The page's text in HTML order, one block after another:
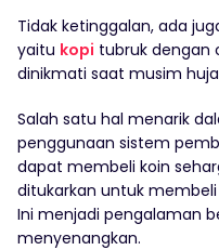
Tidak ketinggalan, ada
yaitu kopi tubruk dengan
dinikmati saat musim
Salah satu hal menarik
penggunaan sistem
dapat membeli koin
ditukarkan untuk
Ini menjadi pengalaman
menyenangkan.